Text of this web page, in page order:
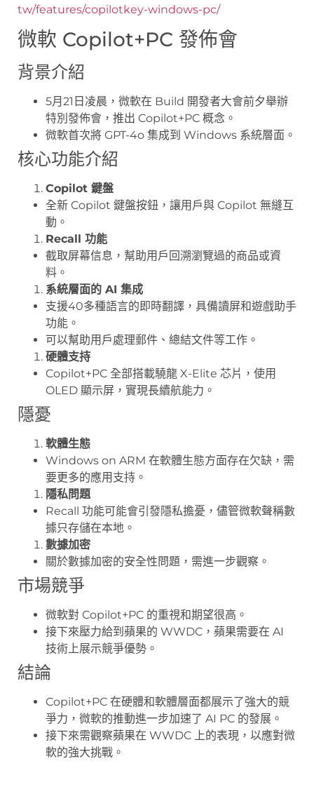
tw/features/copilotkey-windows-pc/
微軟 Copilot+PC 發佈會
背景介紹
5月21日凌晨，微軟在 Build 開發者大會前夕舉辦
特別發佈會，推出 Copilot+PC 概念。
微軟首次將 GPT-4o 集成到 Windows 系統層面。
核心功能介紹
Copilot 鍵盤
全新 Copilot 鍵盤按鈕，讓用戶與 Copilot 無縫互
動。
Recall 功能
截取屏幕信息，幫助用戶回溯瀏覽過的商品或資
料。
系統層面的 AI 集成
支援40多種語言的即時翻譯，具備讀屏和遊戲助手
功能。
可以幫助用戶處理郵件、總結文件等工作。
硬體支持
Copilot+PC 全部搭載驍龍 X-Elite 芯片，使用
OLED 顯示屏，實現長續航能力。
隱憂
軟體生態
Windows on ARM 在軟體生態方面存在欠缺，需
要更多的應用支持。
隱私問題
Recall 功能可能會引發隱私擔憂，儘管微軟聲稱數
據只存儲在本地。
數據加密
關於數據加密的安全性問題，需進一步觀察。
市場競爭
微軟對 Copilot+PC 的重視和期望很高。
接下來壓力給到蘋果的 WWDC，蘋果需要在 AI
技術上展示競爭優勢。
結論
Copilot+PC 在硬體和軟體層面都展示了強大的競
爭力，微軟的推動進一步加速了 AI PC 的發展。
接下來需觀察蘋果在 WWDC 上的表現，以應對微
軟的強大挑戰。